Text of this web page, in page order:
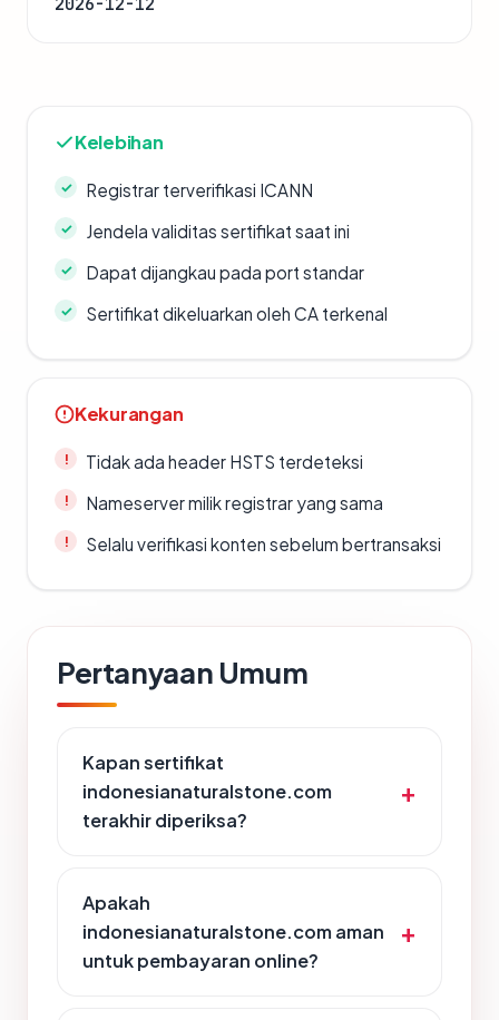
Kelebihan
Registrar terverifikasi ICANN
Jendela validitas sertifikat saat ini
Dapat dijangkau pada port standar
Sertifikat dikeluarkan oleh CA terkenal
Kekurangan
Tidak ada header HSTS terdeteksi
Nameserver milik registrar yang sama
Selalu verifikasi konten sebelum bertransaksi
Pertanyaan Umum
Kapan sertifikat
indonesianaturalstone.com
terakhir diperiksa?
Apakah
indonesianaturalstone.com aman
untuk pembayaran online?